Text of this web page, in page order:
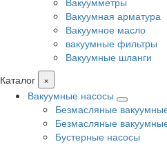
Вакуумная арматура
Вакуумное масло
вакуумные фильтры
Вакуумные шланги
Каталог
×
Вакуумные насосы
Безмасляные
Безмасляные
Бустерные насосы